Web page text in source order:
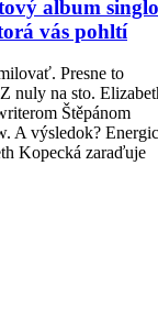
album
vás pohltí
Presne to
nuly na sto.
Štěpánom
A výsledok?
Kopecká zaraďuje